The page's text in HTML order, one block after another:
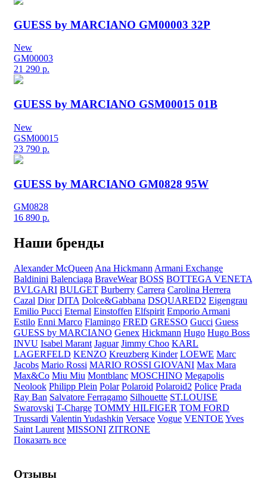
GUESS by MARCIANO GM00003 32P
New
GM00003
21 290 р.
GUESS by MARCIANO GSM00015 01B
New
GSM00015
23 790 р.
GUESS by MARCIANO GM0828 95W
GM0828
16 890 р.
Наши бренды
Alexander McQueen Ana Hickmann Armani Exchange
Baldinini Balenciaga BraveWear BOSS BOTTEGA VENETA
BVLGARI BULGET Burberry Carrera Carolina Herrera
Cazal Dior DITA Dolce&Gabbana DSQUARED2 Eigengrau
Emilio Pucci Eternal Einstoffen Elfspirit Emporio Armani
Estilo Enni Marco Flamingo FRED GRESSO Gucci Guess
GUESS by MARCIANO Genex Hickmann Hugo Hugo Boss
INVU Isabel Marant Jaguar Jimmy Choo KARL
LAGERFELD KENZO Kreuzberg Kinder LOEWE Marc
Jacobs Mario Rossi MARIO ROSSI GIOVANI Max Mara
Max&Co Miu Miu Montblanc MOSCHINO Megapolis
Neolook Philipp Plein Polar Polaroid Polaroid2 Police Prada
Ray Ban Salvatore Ferragamo Silhouette ST.LOUISE
Swarovski T-Charge TOMMY HILFIGER TOM FORD
Trussardi Valentin Yudashkin Versace Vogue VENTOE Yves
Saint Laurent MISSONI ZITRONE
Показать все
Отзывы